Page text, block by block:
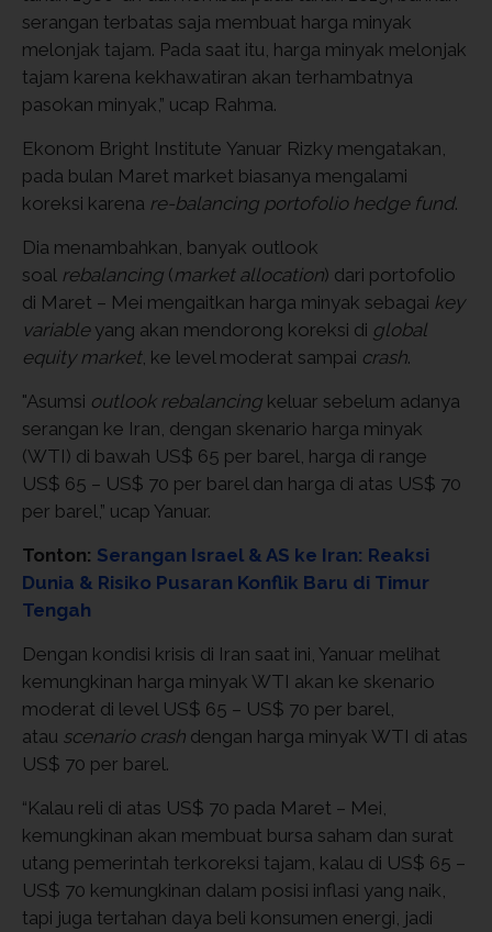
serangan terbatas saja membuat harga minyak
melonjak tajam. Pada saat itu, harga minyak melonjak
tajam karena kekhawatiran akan terhambatnya
pasokan minyak,” ucap Rahma.
Ekonom Bright Institute Yanuar Rizky mengatakan,
pada bulan Maret market biasanya mengalami
koreksi karena re-balancing portofolio hedge fund.
Dia menambahkan, banyak outlook
soal rebalancing (market allocation) dari portofolio
di Maret – Mei mengaitkan harga minyak sebagai key
variable yang akan mendorong koreksi di global
equity market, ke level moderat sampai crash.
"Asumsi outlook rebalancing keluar sebelum adanya
serangan ke Iran, dengan skenario harga minyak
(WTI) di bawah US$ 65 per barel, harga di range
US$ 65 – US$ 70 per barel dan harga di atas US$ 70
per barel,” ucap Yanuar.
Tonton: Serangan Israel & AS ke Iran: Reaksi
Dunia & Risiko Pusaran Konflik Baru di Timur
Tengah
Dengan kondisi krisis di Iran saat ini, Yanuar melihat
kemungkinan harga minyak WTI akan ke skenario
moderat di level US$ 65 – US$ 70 per barel,
atau scenario crash dengan harga minyak WTI di atas
US$ 70 per barel.
“Kalau reli di atas US$ 70 pada Maret – Mei,
kemungkinan akan membuat bursa saham dan surat
utang pemerintah terkoreksi tajam, kalau di US$ 65 –
US$ 70 kemungkinan dalam posisi inflasi yang naik,
tapi juga tertahan daya beli konsumen energi, jadi